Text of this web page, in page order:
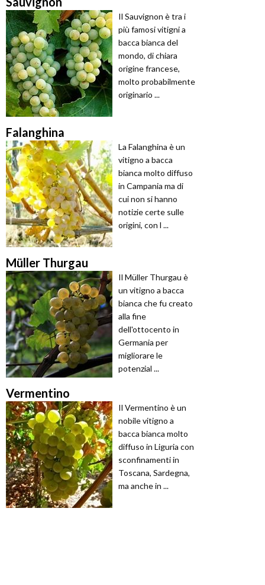
Il Sauvignon è tra i
più famosi vitigni a
bacca bianca del
mondo, di chiara
origine francese,
molto probabilmente
originario ...
Falanghina
La Falanghina è un
vitigno a bacca
bianca molto diffuso
in Campania ma di
cui non si hanno
notizie certe sulle
origini, con l ...
Müller Thurgau
Il Müller Thurgau è
un vitigno a bacca
bianca che fu creato
alla fine
dell'ottocento in
Germania per
migliorare le
potenzial ...
Vermentino
Il Vermentino è un
nobile vitigno a
bacca bianca molto
diffuso in Liguria con
sconfinamenti in
Toscana, Sardegna,
ma anche in ...